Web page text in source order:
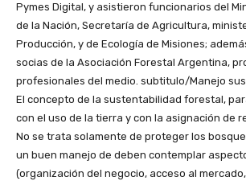
Pymes Digital, y asistieron funcionarios del
de la Nación, Secretaría de Agricultura,
Producción, y de Ecología de Misiones;
socias de la Asociación Forestal Argentina,
profesionales del medio. subtitulo/Manejo
El concepto de la sustentabilidad forestal,
con el uso de la tierra y con la asignación de
No se trata solamente de proteger los
un buen manejo de deben contemplar
(organización del negocio, acceso al